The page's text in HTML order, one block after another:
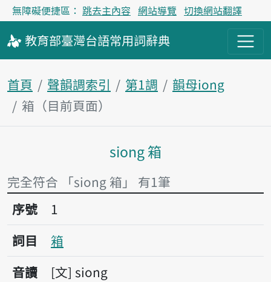
無障礙便捷區： 跳去主內容 網站導覽 切換網站翻譯
教育部臺灣台語常用詞辭典
首頁 聲韻調索引 第1調
韻母iong
箱（目前頁面）
主內容區塊
siong 箱
完全符合 「siong 箱」 有1筆
序號1箱
序號
1
詞目
箱
音讀
文 siong